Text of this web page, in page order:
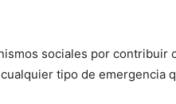
sociales por contribuir
tipo de emergencia